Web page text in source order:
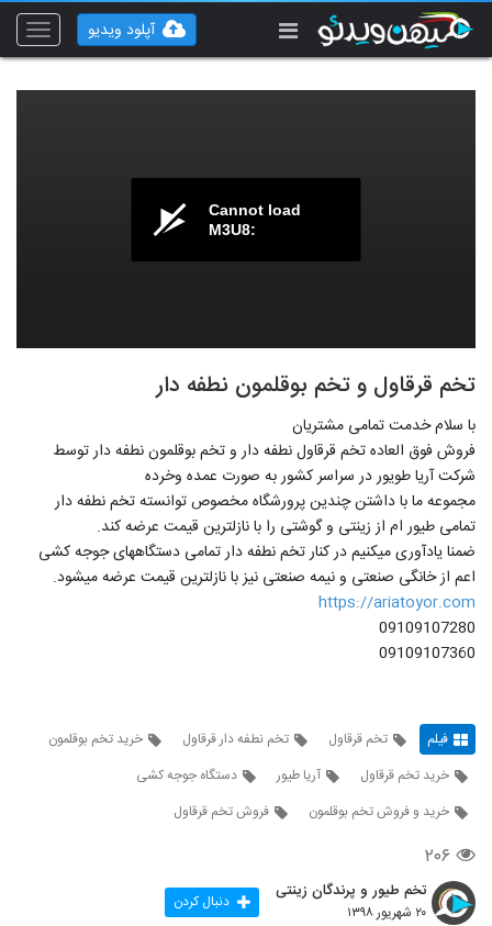
Toggle
آپلود ویدیو
Cannot load
M3U8:
تخم قرقاول و تخم بوقلمون نطفه دار
با سلام خدمت تمامی مشتریان
فروش فوق العاده تخم قرقاول نطفه دار و تخم بوقلمون نطفه دار توسط
شرکت آریا طویور در سراسر کشور به صورت عمده وخرده
مجموعه ما با داشتن چندین پرورشگاه مخصوص توانسته تخم نطفه دار
تمامی طیور ام از زینتی و گوشتی را با نازلترین قیمت عرضه کند.
ضمنا یادآوری میکنیم در کنار تخم نطفه دار تمامی دستگاههای جوجه کشی
اعم از خانگی صنعتی و نیمه صنعتی نیز با نازلترین قیمت عرضه میشود.
https://ariatoyor.com
09109107280
09109107360
فیلم تخم قرقاول تخم نطفه دار قرقاول
خرید تخم بوقلمون
خرید تخم قرقاول
آریا طیور
دستگاه جوجه کشی
خرید و فروش تخم بوقلمون
فروش تخم قرقاول
۲۰۶
تخم طیور و پرندگان زینتی
۲۰ شهریور ۱۳۹۸ دنبال کردن